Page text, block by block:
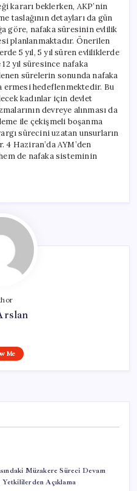
kararı beklerken, AKP’nin
taslağının detayları da gün
göre, nafaka süresinin evlilik
planlanmaktadır. Önerilen
5 yıl, 5 yıl süren evliliklerde
yıl süresince nafaka
sürelerin sonunda nafaka
ermesi hedeflenmektedir. Bu
kadınlar için devlet
devreye alınması da
ile çekişmeli boşanma
sürecini uzatan unsurların
4 Haziran’da AYM’den
de nafaka sisteminin
Me
Müzakere Süreci Devam
Açıklama